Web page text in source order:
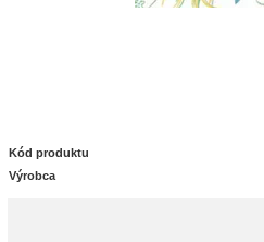
Kód produktu
Výrobca